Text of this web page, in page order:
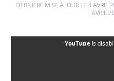
DERNIÈRE MISE À JOUR LE 4 AVRIL
AVRIL
YouTubeis